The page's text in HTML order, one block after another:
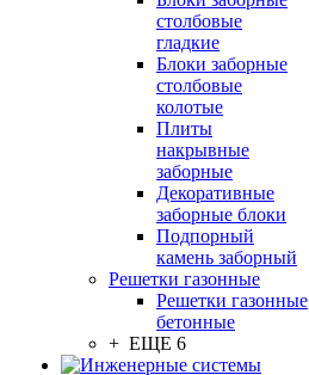
столбовые
гладкие
Блоки заборные
столбовые
колотые
Плиты
накрывные
заборные
Декоративные
заборные блоки
Подпорный
камень заборный
Решетки газонные
Решетки газонные
бетонные
+ ЕЩЕ 6